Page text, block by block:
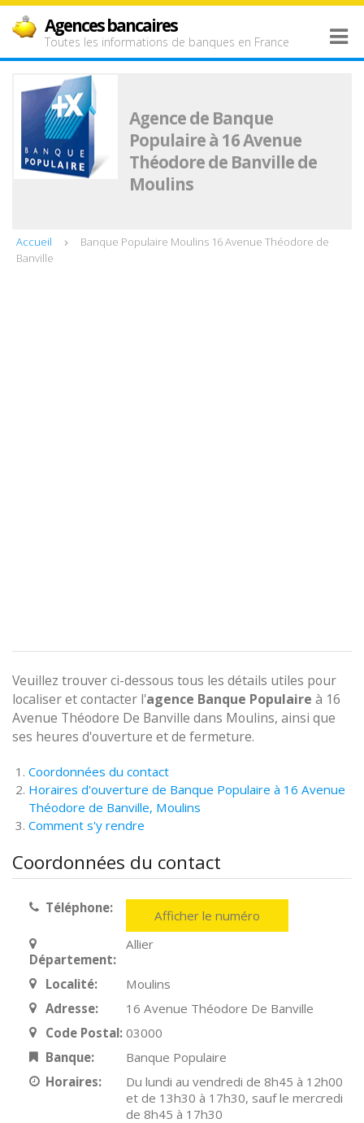
Agences bancaires
Toutes les informations de banques en France
Agence de Banque
Populaire à 16 Avenue
Théodore de Banville de
Moulins
Accueil
Banque Populaire Moulins 16 Avenue Théodore de
Banville
Veuillez trouver ci-dessous tous les détails utiles pour
localiser et contacter l'agence Banque Populaire à 16
Avenue Théodore De Banville dans Moulins, ainsi que
ses heures d'ouverture et de fermeture.
Coordonnées du contact
Horaires d'ouverture de Banque Populaire à 16 Avenue
Théodore de Banville, Moulins
Comment s'y rendre
Coordonnées du contact
Téléphone: Afficher le numéro
Département:
Allier
Localité:
Moulins
Adresse:
16 Avenue Théodore De Banville
Code Postal: 03000
Banque:
Banque Populaire
Horaires:
Du lundi au vendredi de 8h45 à 12h00
et de 13h30 à 17h30, sauf le mercredi
de 8h45 à 17h30